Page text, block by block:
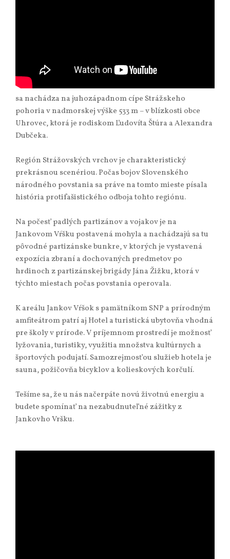
sa nachádza na juhozápadnom cípe Strážskeho
pohoria v nadmorskej výške 533 m – v blízkosti obce
Uhrovec, ktorá je rodiskom Ľudovíta Štúra a Alexandra
Dubčeka.
Región Strážovských vrchov je charakteristický
prekrásnou scenériou. Počas bojov Slovenského
národného povstania sa práve na tomto mieste písala
história protifašistického odboja tohto regiónu.
Na počesť padlých partizánov a vojakov je na
Jankovom Vŕšku postavená mohyla a nachádzajú sa tu
pôvodné partizánske bunkre, v ktorých je vystavená
expozícia zbraní a dochovaných predmetov po
hrdinoch z partizánskej brigády Jána Žižku, ktorá v
týchto miestach počas povstania operovala.
K areálu Jankov Vŕšok s pamätníkom SNP a prírodným
amfiteátrom patrí aj Hotel a turistická ubytovňa vhodná
pre školy v prírode. V príjemnom prostredí je možnosť
lyžovania, turistiky, využitia množstva kultúrnych a
športových podujatí. Samozrejmosťou služieb hotela je
sauna, požičovňa bicyklov a kolieskových korčulí.
Tešíme sa, že u nás načerpáte novú životnú energiu a
budete spomínať na nezabudnuteľné zážitky z
Jankovho Vršku.